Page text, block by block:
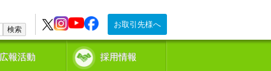
お取引先様へ
検索
広報活動 採用情報